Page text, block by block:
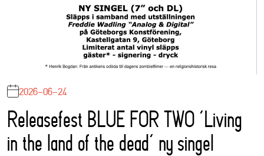
2026-06-24
Releasefest BLUE FOR TWO ‘Living
in the land of the dead’ ny singel